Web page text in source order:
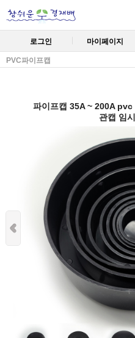
로그인 마이페이지
PVC파이프캡
파이프캡 35A ~ 200A
관캡 임